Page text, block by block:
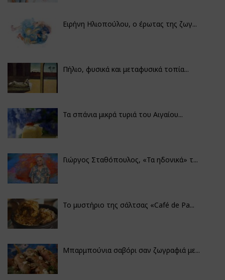
Ειρήνη Ηλιοπούλου, ο έρωτας της ζωγ...
Πήλιο, φυσικά και μεταφυσικά τοπία...
Τα σπάνια μικρά τυριά του Αιγαίου...
Γιώργος Σταθόπουλος, «Τα ηδονικά» τ...
Το μυστήριο της σάλτσας «Café de Pa...
Μπαρμπούνια σαβόρι σαν ζωγραφιά με...